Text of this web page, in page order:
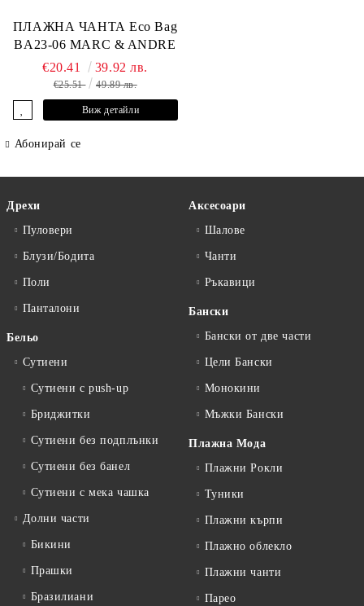
ПЛАЖНА ЧАНТА Eco Bag
BA23-06 MARC & ANDRE
€20.41 39.92 лв.
€25.51 49.89 лв.
Виж детайли
Абонирай се
Дрехи
Пуловери
Блузи/Бодита
Поли
Панталони
Бельо
Сутиени
Сутиени с push-up
Бриджитки
Сутиени без подплънки
Сутиени без банел
Сутиени с мека чашка
Долни части
Бикини
Прашки
Бразилиани
Аксесоари
Шалове
Чанти
Ръкавици
Бански
Бански от две части
Цели Бански
Монокини
Мъжки Бански
Плажна Мода
Плажни Рокли
Туники
Плажни кърпи
Плажно облекло
Плажни чанти
Парео